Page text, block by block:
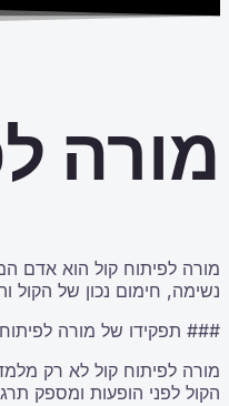
מורה
מורה לפיתוח קול הוא אדם
נשימה, חימום נכון של הקול
### תפקידו של מורה
מורה לפיתוח קול לא רק
הקול לפני הופעות ומספק